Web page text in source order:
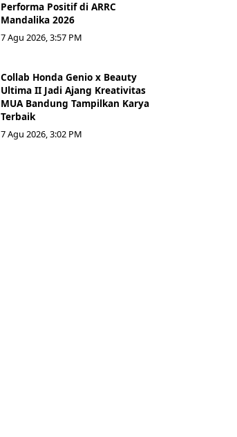
Performa Positif di ARRC
Mandalika 2026
7 Agu 2026, 3:57 PM
Collab Honda Genio x Beauty
Ultima II Jadi Ajang Kreativitas
MUA Bandung Tampilkan Karya
Terbaik
7 Agu 2026, 3:02 PM